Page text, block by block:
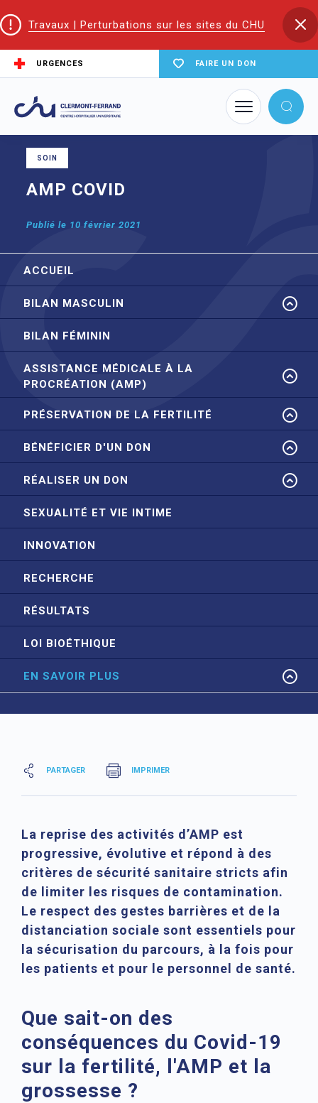
Travaux | Perturbations sur les sites du CHU
URGENCES FAIRE UN DON
Accueil
AMP CECOS
AMP COVID
SOIN
AMP COVID
Publié le 10 février 2021
ACCUEIL
BILAN MASCULIN
BILAN FÉMININ
ASSISTANCE MÉDICALE À LA
PROCRÉATION (AMP)
PRÉSERVATION DE LA FERTILITÉ
BÉNÉFICIER D'UN DON
RÉALISER UN DON
SEXUALITÉ ET VIE INTIME
INNOVATION
RECHERCHE
RÉSULTATS
LOI BIOÉTHIQUE
EN SAVOIR PLUS
PARTAGER IMPRIMER
La reprise des activités d’AMP est
progressive, évolutive et répond à des
critères de sécurité sanitaire stricts afin
de limiter les risques de contamination.
Le respect des gestes barrières et de la
distanciation sociale sont essentiels pour
la sécurisation du parcours, à la fois pour
les patients et pour le personnel de santé.
Que sait-on des
conséquences du Covid-19
sur la fertilité, l'AMP et la
grossesse ?